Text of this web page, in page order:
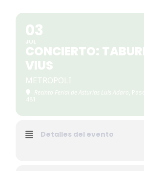
03
JUL
CONCIERTO:
VIUS
METROPOLI
Recinto Ferial de Asturias Luis Adaro,
481
Detalles del evento